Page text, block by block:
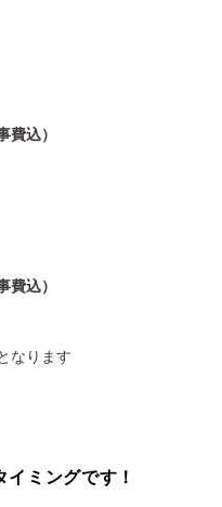
込）
込）
なります
イミングです！